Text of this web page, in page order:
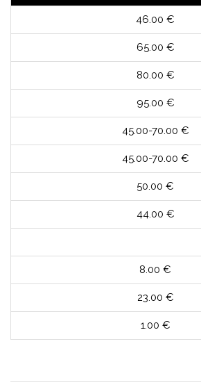
46.00 €
65.00 €
80.00 €
95.00 €
45.00-70.00 €
45.00-70.00 €
50.00 €
44.00 €
8.00 €
23.00 €
1.00 €